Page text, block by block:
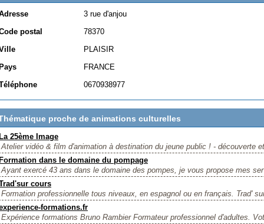
3 rue d'anjou
postal
78370
PLAISIR
FRANCE
0670938977
proche de animations culturelles
25ème Image
Atelier vidéo & film d'animation à destination du jeune public ! - découverte
dans le domaine du pompage
Ayant exercé 43 ans dans le domaine des pompes, je vous propose mes
cours
Formation professionnelle tous niveaux, en espagnol ou en français. Trad'
formations.fr
Expérience formations Bruno Rambier Formateur professionnel d'adultes.